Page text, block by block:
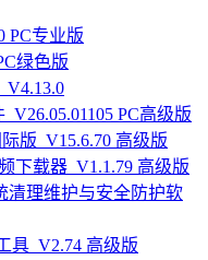
PC专业版
绿色版
PC高级版
版_V15.6.70 高级版
下载器_V1.1.79 高级版
清理维护与安全防护软
具_V2.74 高级版